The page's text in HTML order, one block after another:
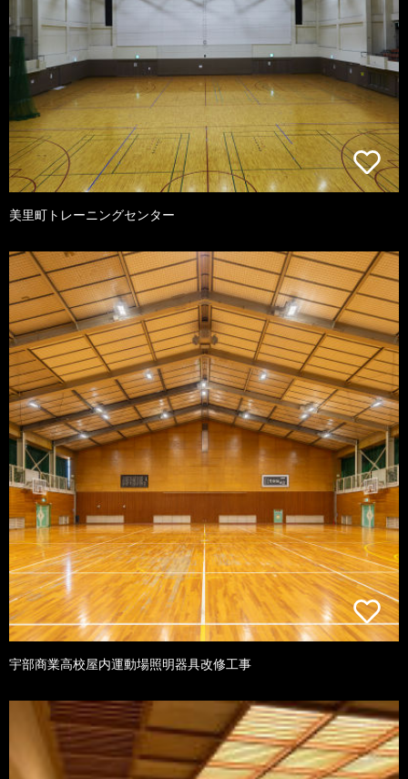
美里町トレーニングセンター
宇部商業高校屋内運動場照明器具改修工事